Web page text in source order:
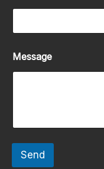
Message
Send